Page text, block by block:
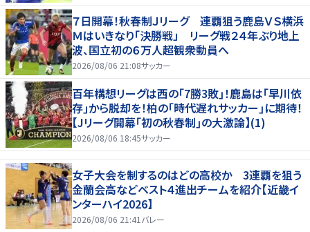
７日開幕！秋春制Ｊリーグ 連覇狙う鹿島ＶＳ横浜
Ｍはいきなり「決勝戦」 リーグ戦２４年ぶり地上
波、国立初の６万人超観衆動員へ
2026/08/06 21:08サッカー
百年構想リーグは西の｢7勝3敗｣！鹿島は｢早川依
存｣から脱却を！柏の｢時代遅れサッカー｣に期待！
【Jリーグ開幕｢初の秋春制｣の大激論】(1)
2026/08/06 18:45サッカー
女子大会を制するのはどの高校か 3連覇を狙う
金蘭会高などベスト４進出チームを紹介【近畿イ
ンターハイ2026】
2026/08/06 21:41 バレー